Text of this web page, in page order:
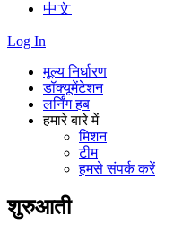
中文
Log In
मूल्य निर्धारण
डॉक्यूमेंटेशन
लर्निंग हब
हमारे बारे में
मिशन
टीम
हमसे संपर्क करें
शुरुआती